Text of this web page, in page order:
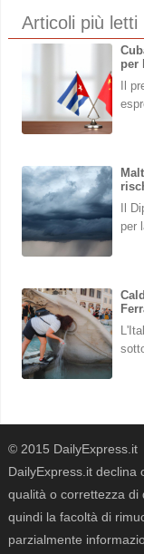
Articoli più letti
per
Il
Il
per
© 2015 DailyExpress.it
DailyExpress.it declina
qualità o correttezza di
quindi la facoltà di
parzialmente